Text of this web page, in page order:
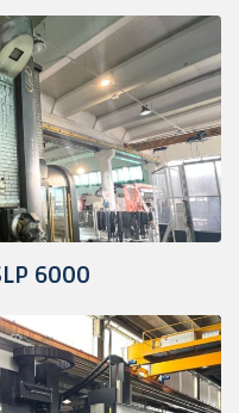
6000